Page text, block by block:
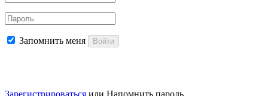
Запомнить меня Войти
Зарегистрироваться или Напомнить пароль